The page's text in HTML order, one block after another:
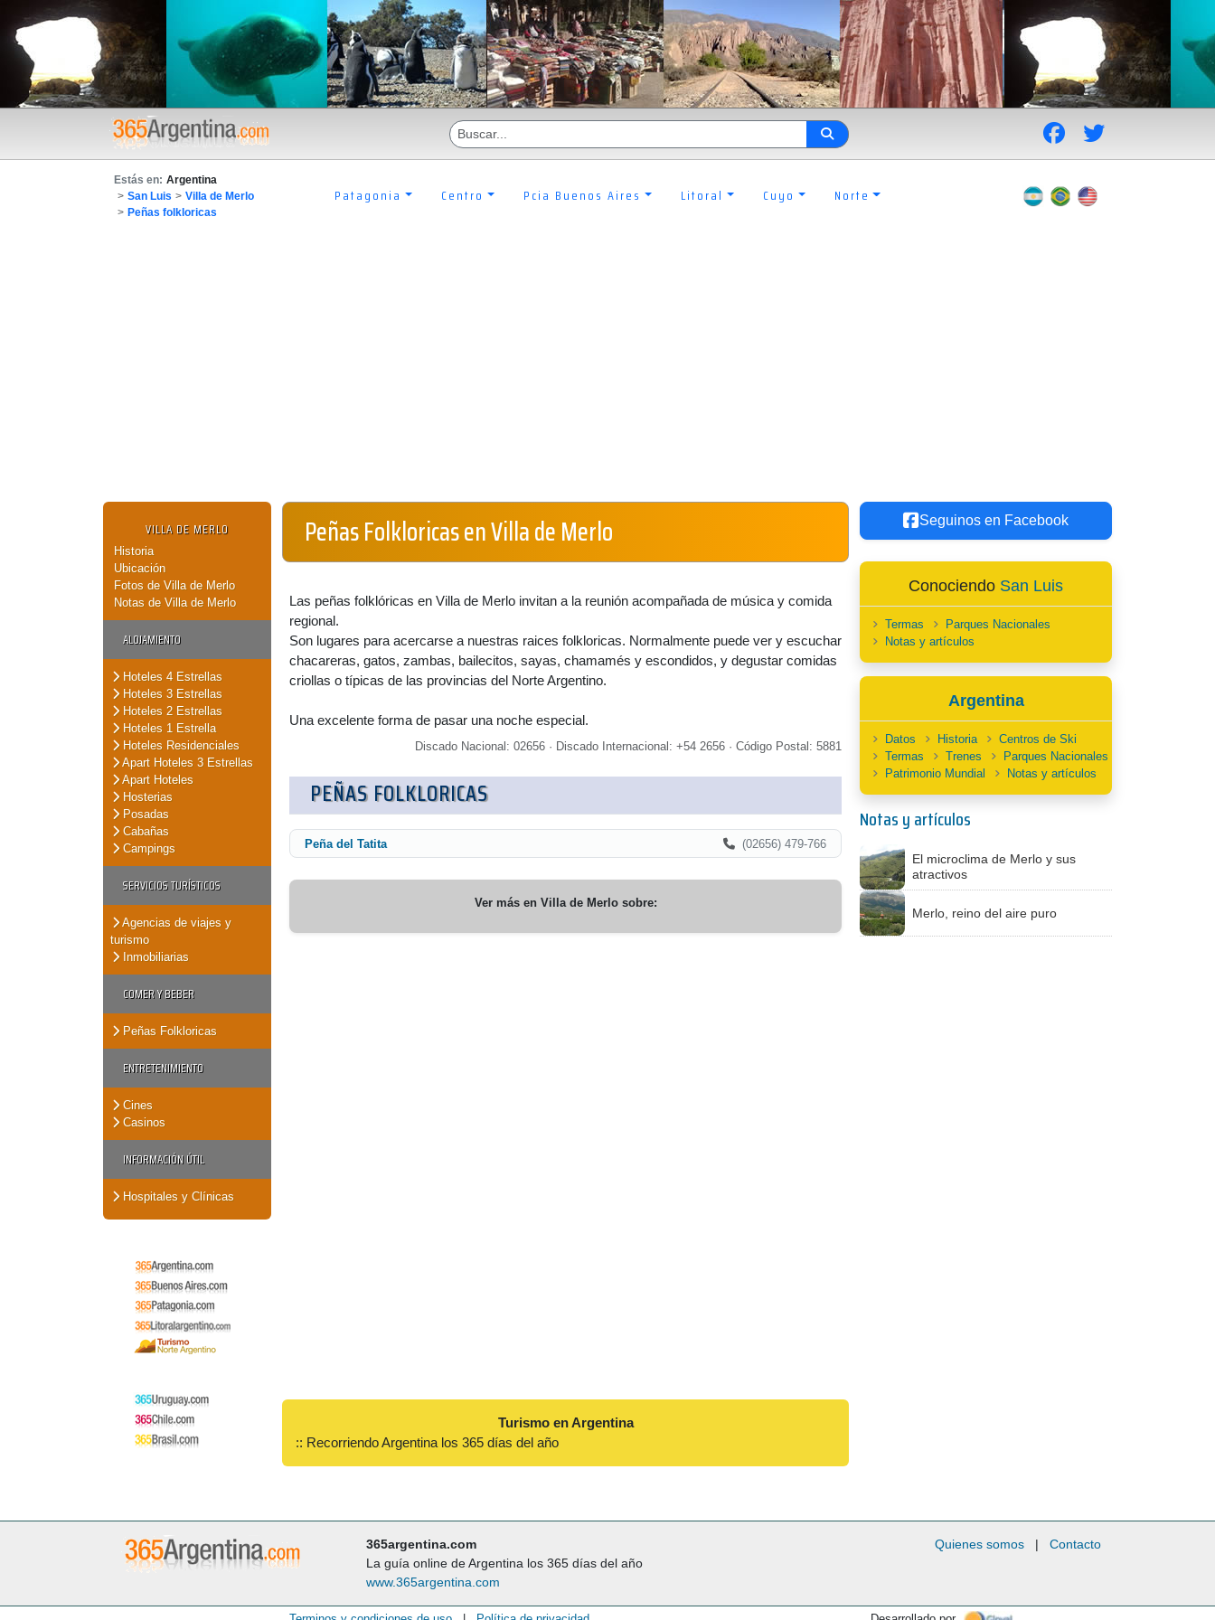
Estás en: Argentina
> San Luis > Villa de Merlo
> Peñas folkloricas
Patagonia Centro Pcia Buenos Aires Litoral Cuyo Norte
VILLA DE MERLO
Historia
Ubicación
Fotos de Villa de Merlo
Notas de Villa de Merlo
ALOJAMIENTO
Hoteles 4 Estrellas
Hoteles 3 Estrellas
Hoteles 2 Estrellas
Hoteles 1 Estrella
Hoteles Residenciales
Apart Hoteles 3 Estrellas
Apart Hoteles
Hosterias
Posadas
Cabañas
Campings
SERVICIOS TURÍSTICOS
Agencias de viajes y
turismo
Inmobiliarias
COMER Y BEBER
Peñas Folkloricas
ENTRETENIMIENTO
Cines
Casinos
INFORMACIÓN ÚTIL
Hospitales y Clínicas
Peñas Folkloricas en Villa de Merlo
Las peñas folklóricas en Villa de Merlo invitan a la reunión acompañada de música y comida
regional.
Son lugares para acercarse a nuestras raices folkloricas. Normalmente puede ver y escuchar
chacareras, gatos, zambas, bailecitos, sayas, chamamés y escondidos, y degustar comidas
criollas o típicas de las provincias del Norte Argentino.
Una excelente forma de pasar una noche especial.
Discado Nacional: 02656 · Discado Internacional: +54 2656 · Código Postal: 5881
PEÑAS FOLKLORICAS
Peña del Tatita (02656) 479-766
Ver más en Villa de Merlosobre:
Turismo en Argentina
:: Recorriendo Argentina los 365 días del año
Seguinos en Facebook
Conociendo San Luis
Termas
Parques Nacionales
Notas y artículos
Argentina
Datos Historia
Centros de Ski
Termas
Trenes
Parques Nacionales
Patrimonio Mundial
Notas y artículos
Notas y artículos
El microclima de Merlo y sus
atractivos
Merlo, reino del aire puro
365argentina.com
La guía online de Argentina los 365 días del año
www.365argentina.com
Quienes somos | Contacto